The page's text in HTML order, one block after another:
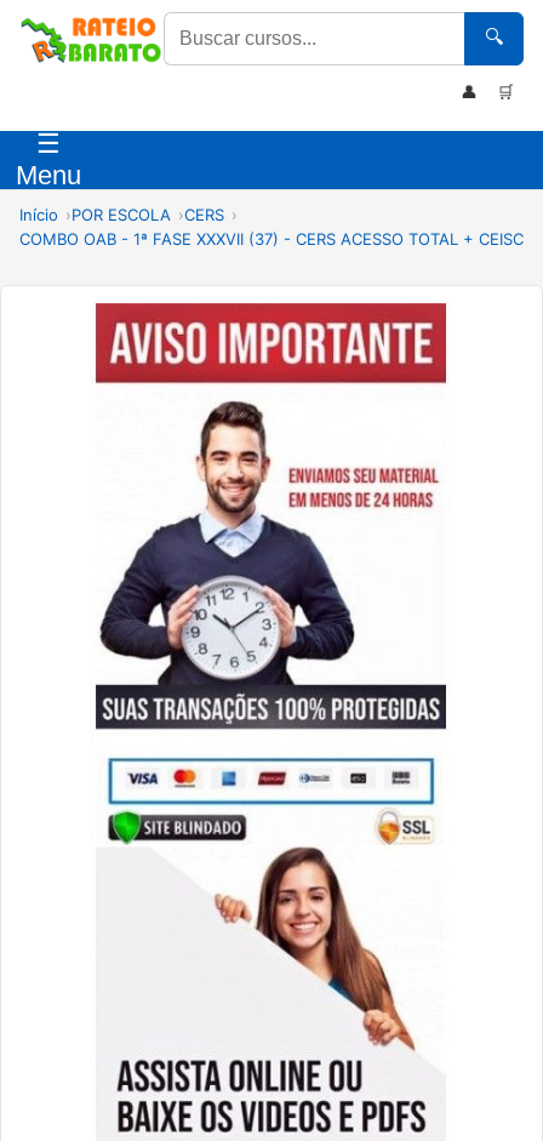
🔍
👤 🛒
☰
Menu
Início POR ESCOLA
CERS
COMBO OAB - 1ª FASE XXXVII (37) - CERS ACESSO TOTAL + CEISC